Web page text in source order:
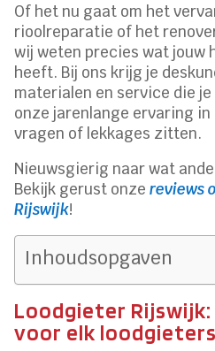
Of het nu gaat om het
rioolreparatie of het
wij weten precies wat jouw
heeft. Bij ons krijg je
materialen en service die
onze jarenlange ervaring
vragen of lekkages zitten.
Nieuwsgierig naar wat
Bekijk gerust onzereviews
Rijswijk!
Inhoudsopgaven
Loodgieter
voor elk